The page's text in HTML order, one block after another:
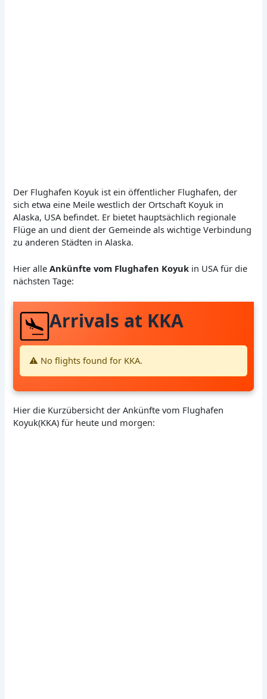
Der Flughafen Koyuk ist ein öffentlicher Flughafen, der
sich etwa eine Meile westlich der Ortschaft Koyuk in
Alaska, USA befindet. Er bietet hauptsächlich regionale
Flüge an und dient der Gemeinde als wichtige Verbindung
zu anderen Städten in Alaska.
Hier alleAnkünfte vom Flughafen Koyuk in USA für die
nächsten Tage:
Arrivals at KKA
⚠️ No flights found for KKA.
Hier die Kurzübersicht der Ankünfte vom Flughafen
Koyuk(KKA) für heute und morgen: